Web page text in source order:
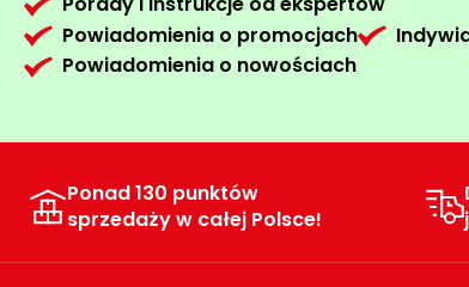
Powiadomienia o promocjach
Powiadomienia o nowościach
Ponad 130 punktów
sprzedaży w całej Polsce!